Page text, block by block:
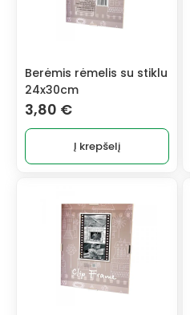
Berėmis rėmelis su stiklu
24x30cm
3,80 €
Į krepšelį